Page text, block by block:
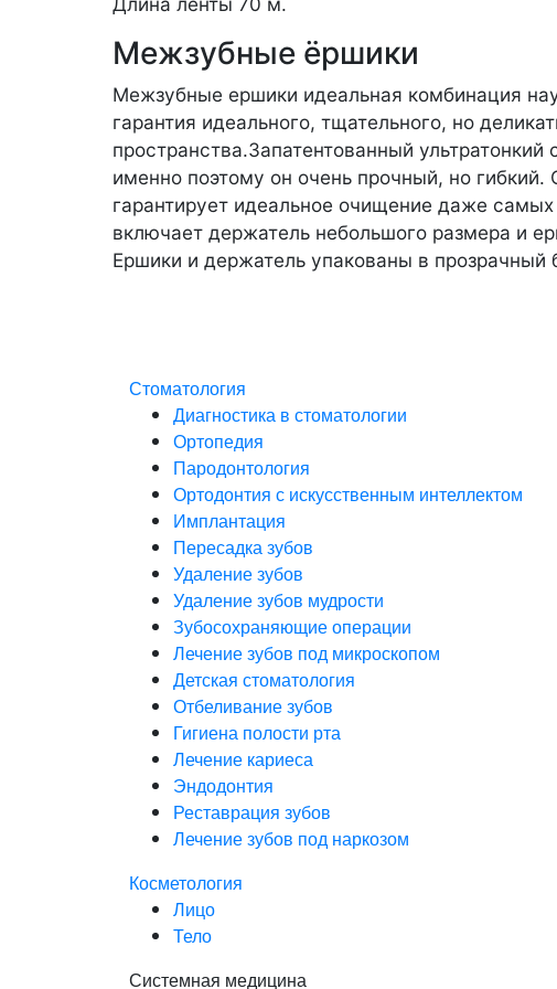
Межзубные ёршики
Межзубные ершики идеальная комбинация
гарантия идеального, тщательного, но
пространства.Запатентованный
именно поэтому он очень прочный, но
гарантирует идеальное очищение даже
включает держатель небольшого размера и
Ершики и держатель упакованы в прозрачный
Стоматология
Диагностика в стоматологии
Ортопедия
Пародонтология
Ортодонтия с искусственным интеллектом
Имплантация
Пересадка зубов
Удаление зубов
Удаление зубов мудрости
Зубосохраняющие операции
Лечение зубов под микроскопом
Детская стоматология
Отбеливание зубов
Гигиена полости рта
Лечение кариеса
Эндодонтия
Реставрация зубов
Лечение зубов под наркозом
Косметология
Лицо
Тело
Системная медицина